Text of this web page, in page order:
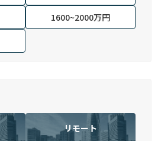
1600~2000万円
リモート